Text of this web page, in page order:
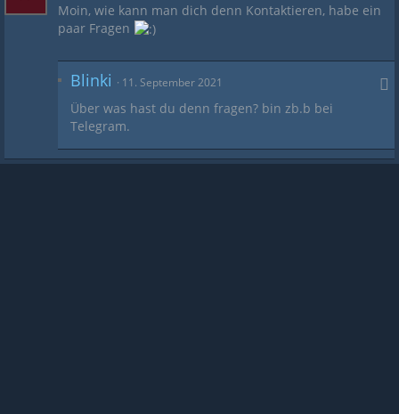
Moin, wie kann man dich denn Kontaktieren, habe ein
paar Fragen
Blinki 11. September 2021
Über was hast du denn fragen? bin zb.b bei
Telegram.